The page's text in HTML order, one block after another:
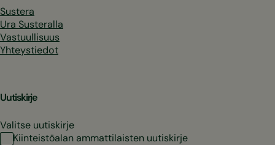
Sustera
Ura Susteralla
Vastuullisuus
Yhteystiedot
Uutiskirje
Valitse uutiskirje
Kiinteistöalan ammattilaisten uutiskirje